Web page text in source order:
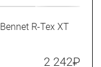
R-Tex XT
2 242₽